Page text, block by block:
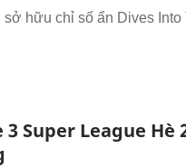
hữu chỉ số ẩn Dives Into
Super League Hè